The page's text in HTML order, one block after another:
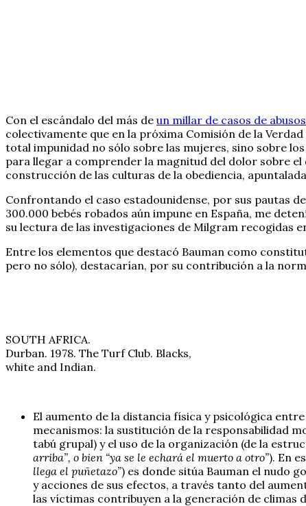
Con el escándalo del más de un millar de casos de
colectivamente que en la próxima Comisión de la
total impunidad no sólo sobre las mujeres, sino sobre
para llegar a comprender la magnitud del dolor sobre
construcción de las culturas de la obediencia,
Confrontando el caso estadounidense, por sus pautas
300.000 bebés robados aún impune en España, me
su lectura de las investigaciones de Milgram recogidas
Entre los elementos que destacó Bauman como
pero no sólo), destacarían, por su contribución a la
SOUTH AFRICA.
Durban. 1978. The Turf Club. Blacks,
white and Indian.
El aumento de la distancia física y psicológica
mecanismos: la sustitución de la responsabilidad
tabú grupal) y el uso de la organización (de la
arriba”, o bien “ya se le echará el muerto a otro”). En
llega el puñetazo”) es donde sitúa Bauman el nudo
y acciones de sus efectos, a través tanto del
las víctimas contribuyen a la generación de climas